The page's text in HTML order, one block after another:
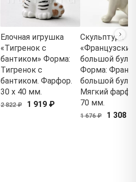
Елочная игрушка
«Тигренок с
бантиком» Форма:
Тигренок с
бантиком. Фарфор.
30 x 40 мм.
2 822 ₽ 1 919 ₽
Скульптура
«Французский
большой
Форма:
большой
Мягкий
70 мм.
1 676 ₽ 1 308 ₽